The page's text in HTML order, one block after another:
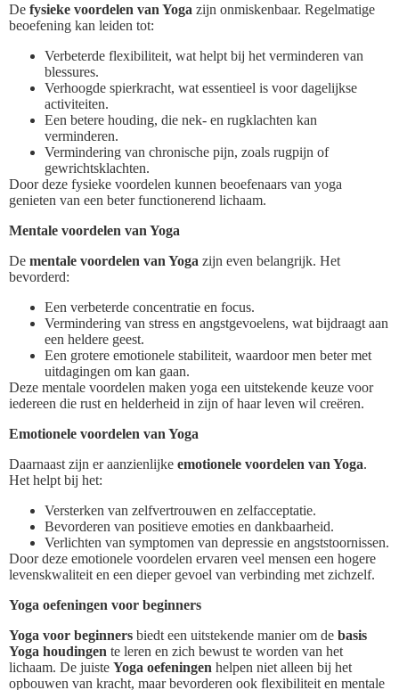
De fysieke voordelen van Yoga zijn onmiskenbaar. Regelmatige
beoefening kan leiden tot:
Verbeterde flexibiliteit, wat helpt bij het verminderen van
blessures.
Verhoogde spierkracht, wat essentieel is voor dagelijkse
activiteiten.
Een betere houding, die nek- en rugklachten kan
verminderen.
Vermindering van chronische pijn, zoals rugpijn of
gewrichtsklachten.
Door deze fysieke voordelen kunnen beoefenaars van yoga
genieten van een beter functionerend lichaam.
Mentale voordelen van Yoga
De mentale voordelen van Yoga zijn even belangrijk. Het
bevorderd:
Een verbeterde concentratie en focus.
Vermindering van stress en angstgevoelens, wat bijdraagt aan
een heldere geest.
Een grotere emotionele stabiliteit, waardoor men beter met
uitdagingen om kan gaan.
Deze mentale voordelen maken yoga een uitstekende keuze voor
iedereen die rust en helderheid in zijn of haar leven wil creëren.
Emotionele voordelen van Yoga
Daarnaast zijn er aanzienlijke emotionele voordelen van Yoga.
Het helpt bij het:
Versterken van zelfvertrouwen en zelfacceptatie.
Bevorderen van positieve emoties en dankbaarheid.
Verlichten van symptomen van depressie en angststoornissen.
Door deze emotionele voordelen ervaren veel mensen een hogere
levenskwaliteit en een dieper gevoel van verbinding met zichzelf.
Yoga oefeningen voor beginners
Yoga voor beginners biedt een uitstekende manier om de basis
Yoga houdingen te leren en zich bewust te worden van het
lichaam. De juiste Yoga oefeningen helpen niet alleen bij het
opbouwen van kracht, maar bevorderen ook flexibiliteit en mentale